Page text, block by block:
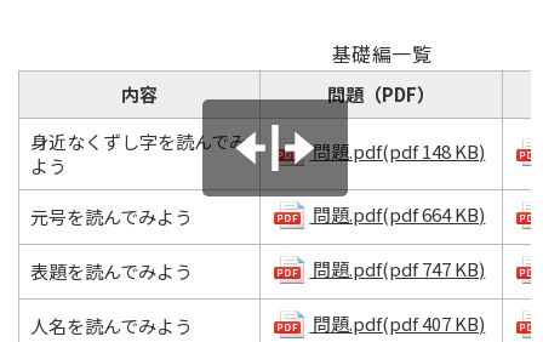
基礎編一覧
内容
問題（PDF）
身近なくずし字を読んでみ
よう
問題.pdf(pdf 148 KB)
元号を読んでみよう 問題.pdf(pdf 664 KB)
表題を読んでみよう 問題.pdf(pdf 747 KB)
人名を読んでみよう 問題.pdf(pdf 407 KB)